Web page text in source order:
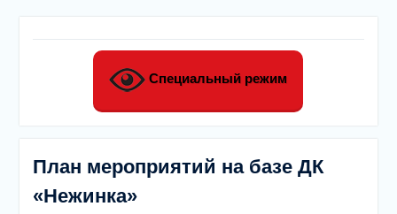
Специальный режим
План мероприятий на базе ДК
«Нежинка»